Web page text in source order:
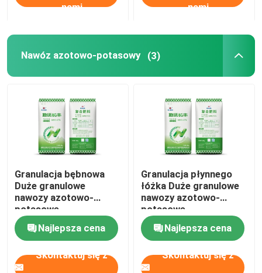
nami nami
Nawóz azotowo-potasowy (3)
Granulacja bębnowa
Duże granulowe
nawozy azotowo-
potasowe
Najlepsza cena
Skontaktuj się z
Granulacja płynnego
łóżka Duże granulowe
nawozy azotowo-
potasowe
Najlepsza cena
Skontaktuj się z